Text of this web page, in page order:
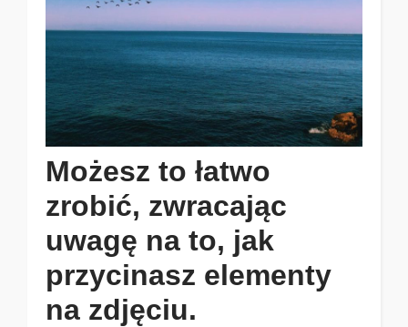
Możesz to łatwo
zrobić, zwracając
uwagę na to, jak
przycinasz elementy
na zdjęciu.